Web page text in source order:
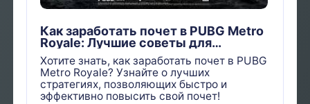
Как заработать почет в PUBG Metro
Royale: Лучшие советы для
быстрого прогресса!
Хотите знать, как заработать почет в PUBG
Metro Royale? Узнайте о лучших
стратегиях, позволяющих быстро и
эффективно повысить свой почет!